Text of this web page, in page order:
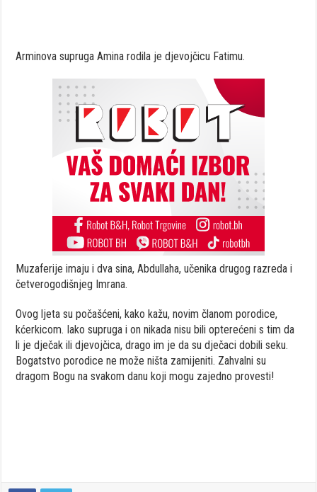
Arminova supruga Amina rodila je djevojčicu Fatimu.
Muzaferije imaju i dva sina, Abdullaha, učenika drugog razreda i
četverogodišnjeg Imrana.
Ovog ljeta su počašćeni, kako kažu, novim članom porodice,
kćerkicom. Iako supruga i on nikada nisu bili opterećeni s tim da
li je dječak ili djevojčica, drago im je da su dječaci dobili seku.
Bogatstvo porodice ne može ništa zamijeniti. Zahvalni su
dragom Bogu na svakom danu koji mogu zajedno provesti!